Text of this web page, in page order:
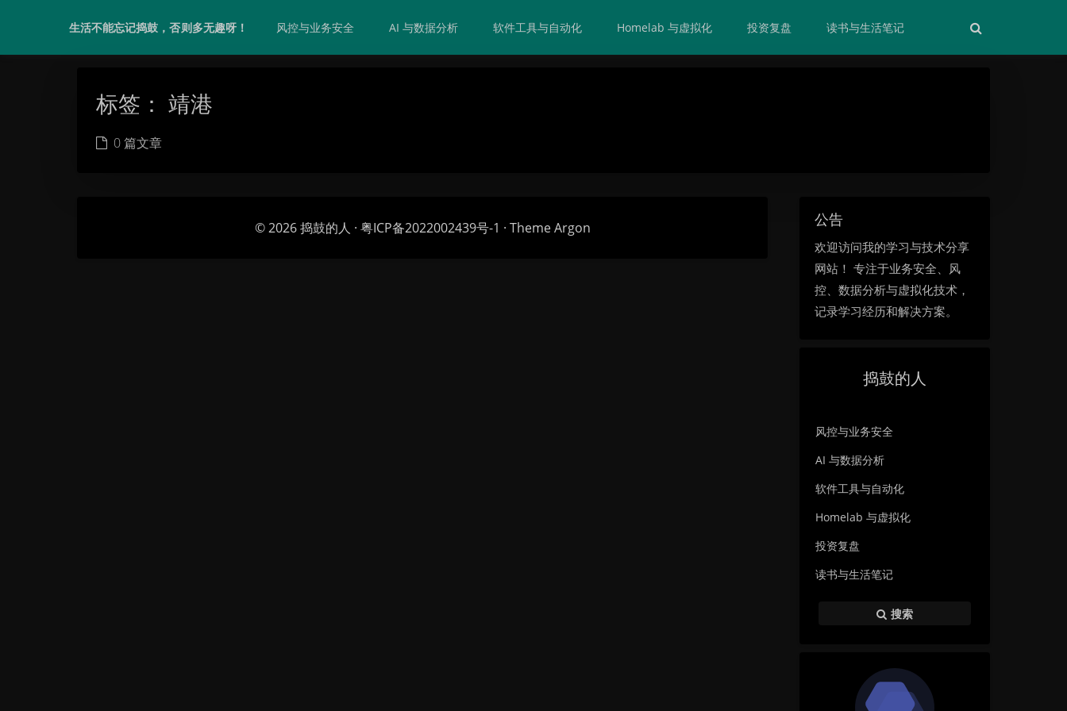
生活不能忘记捣鼓，否则多无趣呀！ 风控与业务安全 AI 与数据分析 软件工具与自动化 Homelab 与虚拟化 投资复盘 读书与生活笔记
Sans Serif
标签： 靖港
0 篇文章
公告
欢迎访问我的学习与技术分享
网站！ 专注于业务安全、风
控、数据分析与虚拟化技术，
记录学习经历和解决方案。
捣鼓的人
风控与业务安全
AI 与数据分析
软件工具与自动化
Homelab 与虚拟化
投资复盘
读书与生活笔记
搜索
© 2026捣鼓的人 · 粤ICP备2022002439号-1 · ThemeArgon